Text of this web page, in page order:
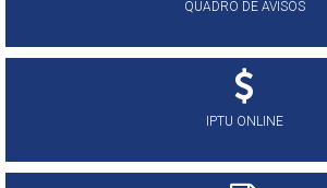
QUADRO DE AVISOS
IPTU ONLINE